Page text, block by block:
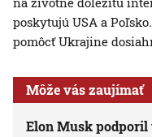
poskytujú USA a
pomôcť Ukrajine
Môže vás zaujímať
Elon Musk podporil